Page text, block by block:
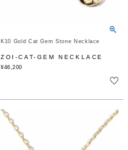
K10 Gold Cat Gem Stone Necklace
ZOI-CAT-GEM NECKLACE
¥46,200